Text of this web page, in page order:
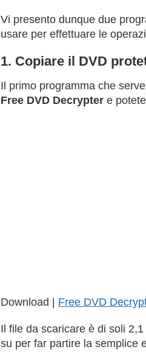
Vi presento dunque due
usare per effettuare le
1. Copiare il DVD
Il primo programma che
Free DVD Decrypter e
Download | Free DVD
Il file da scaricare è di soli
su per far partire la semplice